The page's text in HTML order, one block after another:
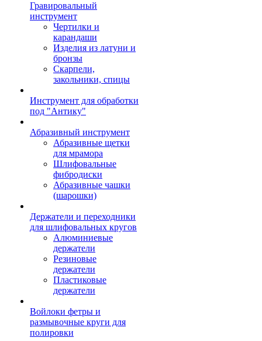
Гравировальный
инструмент
Чертилки и
карандаши
Изделия из латуни и
бронзы
Скарпели,
закольники, спицы
Инструмент для обработки
под "Антику"
Абразивный инструмент
Абразивные щетки
для мрамора
Шлифовальные
фибродиски
Абразивные чашки
(шарошки)
Держатели и переходники
для шлифовальных кругов
Алюминиевые
держатели
Резиновые
держатели
Пластиковые
держатели
Войлоки фетры и
размывочные круги для
полировки